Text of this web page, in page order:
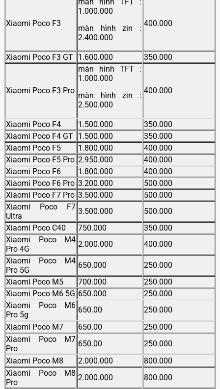
Xiaomi Poco F3
1.000.000
màn hình zin :
2.400.000
400.000
Xiaomi Poco F3 GT 1.600.000 350.000
Xiaomi Poco F3 Pro
màn hình TFT :
1.000.000
màn hình zin :
2.500.000
400.000
Xiaomi Poco F4 1.500.000
350.000
Xiaomi Poco F4 GT 1.500.000
350.000
Xiaomi Poco F5
1.800.000
400.000
Xiaomi Poco F5 Pro 2.950.000
400.000
Xiaomi Poco F6
1.800.000
400.000
Xiaomi Poco F6 Pro 3.200.000
500.000
Xiaomi Poco F7 Pro 3.500.000
500.000
Xiaomi Poco F7
Ultra
3.500.000
500.000
Xiaomi Poco C40
750.000
350.000
Xiaomi Poco M4
Pro 4G
2.000.000
400.000
Xiaomi Poco M4
Pro 5G
650.000
250.000
Xiaomi Poco M5
700.000
250.000
Xiaomi Poco M6 5G 650.000
250.000
Xiaomi Poco M6
Pro 5g
650.00
250.000
Xiaomi Poco M7
650.00
250.000
Xiaomi Poco M7
Pro
650.00
250.000
Xiaomi Poco M8
2.000.000
800.000
Xiaomi Poco M8
Pro
2.000.000 800.000